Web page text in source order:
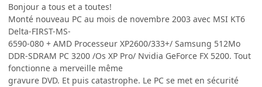
Bonjour a tous et a toutes!
Monté nouveau PC au mois de novembre 2003 avec MSI KT6
Delta-FIRST-MS-
6590-080 + AMD Processeur XP2600/333+/ Samsung 512Mo
DDR-SDRAM PC 3200 /Os XP Pro/ Nvidia GeForce FX 5200. Tout
fonctionne a merveille même
gravure DVD. Et puis catastrophe. Le PC se met en sécurité